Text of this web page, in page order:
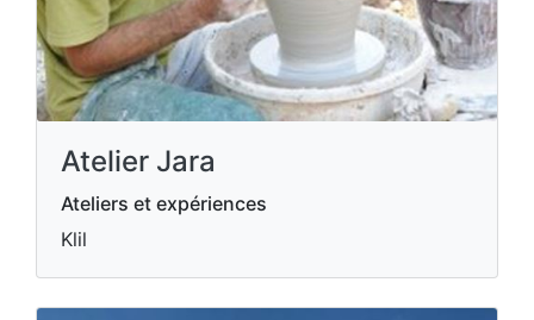
Atelier Jara
Ateliers et expériences
Klil